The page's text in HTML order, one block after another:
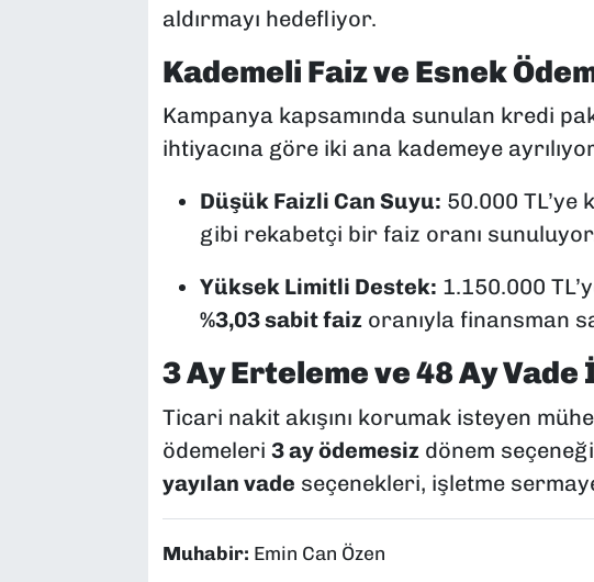
aldırmayı hedefliyor.
Kademeli Faiz ve Esnek
Kampanya kapsamında sunulan kredi
ihtiyacına göre iki ana kademeye
Düşük Faizli Can Suyu: 50.000
gibi rekabetçi bir faiz oranı
Yüksek Limitli Destek: 1.150.000
%3,03 sabit faizoranıyla finansman
3 Ay Erteleme ve 48 Ay Vade
Ticari nakit akışını korumak isteyen
ödemeleri 3 ay ödemesizdönem
yayılan vade seçenekleri, işletme
Muhabir: Emin Can Özen